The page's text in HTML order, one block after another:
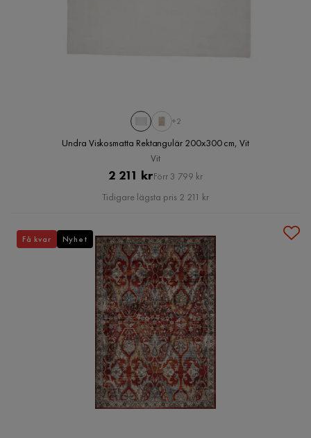
+2
Undra Viskosmatta Rektangulär 200x300 cm, Vit
Vit
Pris
2 211 krOriginal
Pris
Förr 3 799 kr
Tidigare lägsta pris 2 211 kr
Få kvar Nyhet